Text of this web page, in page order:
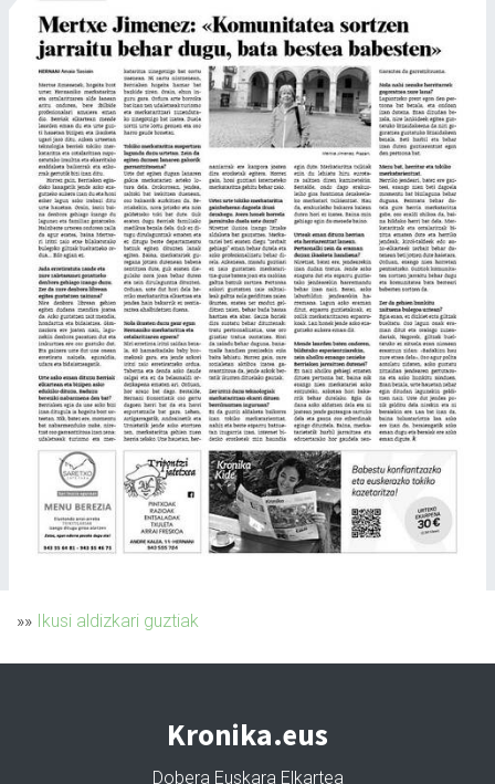
»» Ikusi aldizkari guztiak
Kronika.eus
Dobera Euskara Elkartea